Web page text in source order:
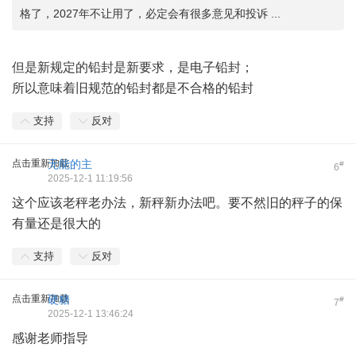
格了，2027年不让用了，必定会有很多意见和投诉 ...
但是新规定的铅封是新要求，是电子铅封；
所以意味着旧规范的铅封都是不合格的铅封
支持 反对
点击重新加载 6#
无能的主
2025-12-1 11:19:56
这个应该老秤老办法，新秤新办法吧。要不然旧的秤子的保
有量还是很大的
支持 反对
点击重新加载 7#
硬糖
2025-12-1 13:46:24
感谢老师指导